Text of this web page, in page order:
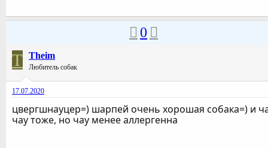
0
T Theim
Любитель собак
17.07.2020
цвергшнауцер=) шарпей очень хорошая собака=) и
чау тоже, но чау менее аллергенна